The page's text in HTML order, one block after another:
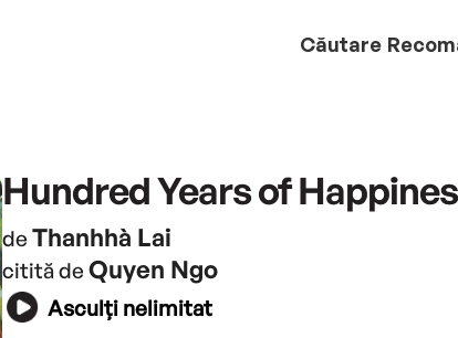
Căutare
Hundred Years of
de Thanhhà Lai
citită de Quyen Ngo
Asculți nelimitat